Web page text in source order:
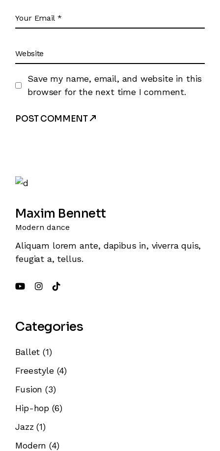
Save my name, email, and website in this
browser for the next time I comment.
POST COMMENT
Maxim Bennett
Modern dance
Aliquam lorem ante, dapibus in, viverra quis,
feugiat a, tellus.
Categories
Ballet (1)
Freestyle(4)
Fusion (3)
Hip-hop (6)
Jazz (1)
Modern (4)